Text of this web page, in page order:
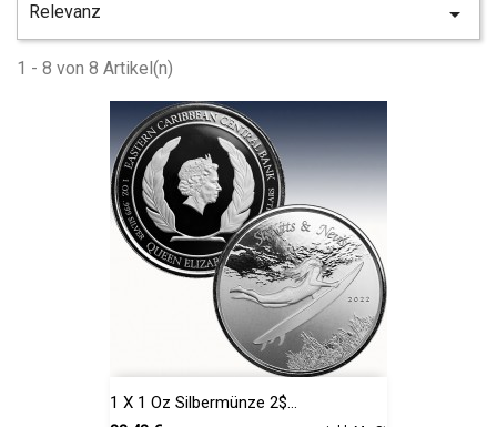
Relevanz 
1 - 8 von 8 Artikel(n)
1 X 1 Oz Silbermünze 2$...